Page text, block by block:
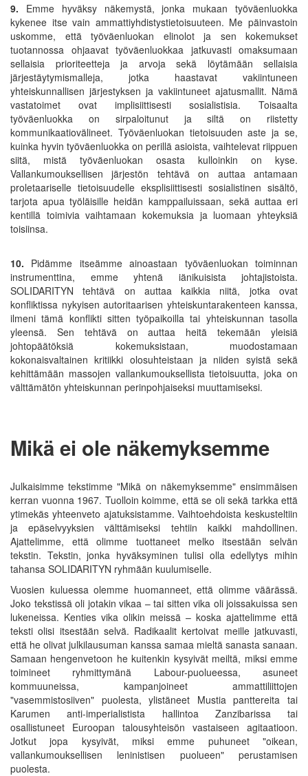
9. Emme hyväksy näkemystä, jonka mukaan työväenluokka
kykenee itse vain ammattiyhdistystietoisuuteen. Me päinvastoin
uskomme, että työväenluokan elinolot ja sen kokemukset
tuotannossa ohjaavat työväenluokkaa jatkuvasti omaksumaan
sellaisia prioriteetteja ja arvoja sekä löytämään sellaisia
järjestäytymismalleja, jotka haastavat vakiintuneen
yhteiskunnallisen järjestyksen ja vakiintuneet ajatusmallit. Nämä
vastatoimet ovat implisiittisesti sosialistisia. Toisaalta
työväenluokka on sirpaloitunut ja siltä on riistetty
kommunikaatiovälineet. Työväenluokan tietoisuuden aste ja se,
kuinka hyvin työväenluokka on perillä asioista, vaihtelevat riippuen
siitä, mistä työväenluokan osasta kulloinkin on kyse.
Vallankumouksellisen järjestön tehtävä on auttaa antamaan
proletaariselle tietoisuudelle eksplisiittisesti sosialistinen sisältö,
tarjota apua työläisille heidän kamppailuissaan, sekä auttaa eri
kentillä toimivia vaihtamaan kokemuksia ja luomaan yhteyksiä
toisiinsa.
10. Pidämme itseämme ainoastaan työväenluokan toiminnan
instrumenttina, emme yhtenä iänikuisista johtajistoista.
SOLIDARITYN tehtävä on auttaa kaikkia niitä, jotka ovat
konfliktissa nykyisen autoritaarisen yhteiskuntarakenteen kanssa,
ilmeni tämä konflikti sitten työpaikoilla tai yhteiskunnan tasolla
yleensä. Sen tehtävä on auttaa heitä tekemään yleisiä
johtopäätöksiä kokemuksistaan, muodostamaan
kokonaisvaltainen kritiikki olosuhteistaan ja niiden syistä sekä
kehittämään massojen vallankumouksellista tietoisuutta, joka on
välttämätön yhteiskunnan perinpohjaiseksi muuttamiseksi.
Mikä ei ole näkemyksemme
Julkaisimme tekstimme "Mikä on näkemyksemme" ensimmäisen
kerran vuonna 1967. Tuolloin koimme, että se oli sekä tarkka että
ytimekäs yhteenveto ajatuksistamme. Vaihtoehdoista keskusteltiin
ja epäselvyyksien välttämiseksi tehtiin kaikki mahdollinen.
Ajattelimme, että olimme tuottaneet melko itsestään selvän
tekstin. Tekstin, jonka hyväksyminen tulisi olla edellytys mihin
tahansa SOLIDARITYN ryhmään kuulumiselle.
Vuosien kuluessa olemme huomanneet, että olimme väärässä.
Joko tekstissä oli jotakin vikaa – tai sitten vika oli joissakuissa sen
lukeneissa. Kenties vika olikin meissä – koska ajattelimme että
teksti olisi itsestään selvä. Radikaalit kertoivat meille jatkuvasti,
että he olivat julkilausuman kanssa samaa mieltä sanasta sanaan.
Samaan hengenvetoon he kuitenkin kysyivät meiltä, miksi emme
toimineet ryhmittymänä Labour-puolueessa, asuneet
kommuuneissa, kampanjoineet ammattiliittojen
"vasemmistosiiven" puolesta, ylistäneet Mustia panttereita tai
Karumen anti-imperialistista hallintoa Zanzibarissa tai
osallistuneet Euroopan talousyhteisön vastaiseen agitaatioon.
Jotkut jopa kysyivät, miksi emme puhuneet "oikean,
vallankumouksellisen leninistisen puolueen" perustamisen
puolesta.